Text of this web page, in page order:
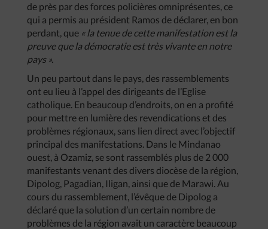
de près par des forces policières omniprésentes, ce
qui a permis au président Ramos de déclarer, en bon
perdant, que « la tenue de cette manifestation est la
preuve que la démocratie est très vivante en notre
pays ».
Un peu partout dans le pays, des rassemblements
ont eu lieu à l’appel des dirigeants de l’Eglise
catholique. En beaucoup d’endroits, on en a profité
pour mettre en lumière des revendications et des
problèmes régionaux, sans lien direct avec l’objectif
principal des manifestations. Dans le Mindanao
ouest, à Ozamiz, se sont rassemblés plus de 2 000
manifestants venant des divers diocèse de la région,
Dipolog, Pagadian, Iligan, ainsi que de Marawi. Au
cours du rassemblement, l’évêque de Dipolog a
déclaré que la solution d’un certain nombre de
problèmes de la région avait un caractère beaucoup